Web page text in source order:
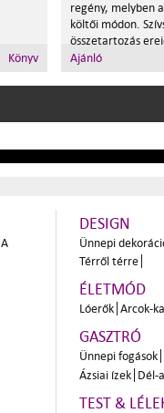
Könyv
regény, melyben
költői módon.
összetartozás
Ajánló
A
DESIGN
Ünnepi
Térről térre
ÉLETMÓD
Lóerők Arcok-
GASZTRÓ
Ünnepi fogások
Ázsiai ízek Dél-
TEST &